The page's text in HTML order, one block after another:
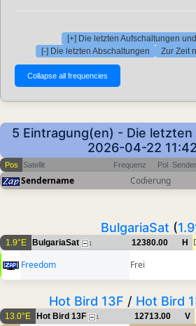
[+] Die letzten Aufschaltungen
[-] Die letzten Abschaltungen
Zur Zeit
5 Eintragung(en) - Die
2026-04-22
Pos Satellit Frequenz Pol
Sendername Codierung
BulgariaSat (
1.9°E BulgariaSat 1 12380.00 H
Freedom Frei
Hot Bird 13F / Hot Bird
13.0°E Hot Bird 13F 1 12713.00 V